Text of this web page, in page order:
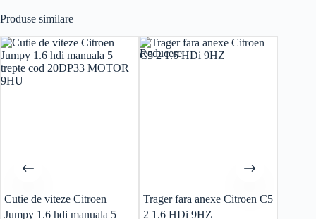
Produse similare
Cutie de viteze Citroen
Jumpy 1.6 hdi manuala 5
Reducere
Trager fara anexe Citroen C5
2 1.6 HDi 9HZ